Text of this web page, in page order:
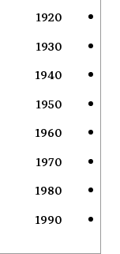
1920
1930
1940
1950
1960
1970
1980
1990